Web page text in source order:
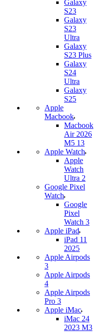
Galaxy
S23
Galaxy
S23
Ultra
Galaxy
S23 Plus
Galaxy
S24
Ultra
Galaxy
S25
Apple
Macbook
Macbook
Air 2026
M5 13
Apple Watch
Apple
Watch
Ultra 2
Google Pixel
Watch
Google
Pixel
Watch 3
Apple iPad
iPad 11
2025
Apple Airpods
3
Apple Airpods
4
Apple Airpods
Pro 3
Apple iMac
iMac 24
2023 M3